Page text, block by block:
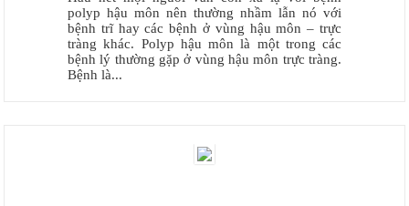
polyp hậu môn nên thường nhầm lẫn nó với
bệnh trĩ hay các bệnh ở vùng hậu môn – trực
tràng khác. Polyp hậu môn là một trong các
bệnh lý thường gặp ở vùng hậu môn trực tràng.
Bệnh là...